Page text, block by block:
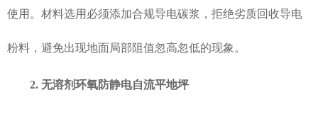
使用。材料选用必须添加合规导电碳浆，拒绝劣质回收导电
粉料，避免出现地面局部阻值忽高忽低的现象。
2. 无溶剂环氧防静电自流平地坪